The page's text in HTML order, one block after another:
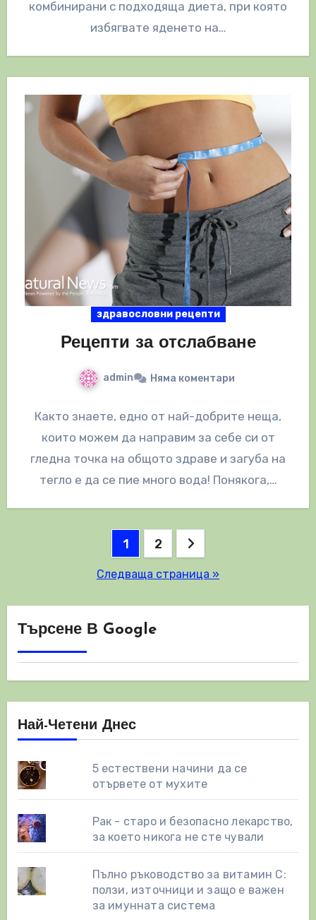
комбинирани с подходяща диета, при която
избягвате яденето на…
здравословни рецепти
Рецепти за отслабване
admin Няма коментари
Както знаете, едно от най-добрите неща,
които можем да направим за себе си от
гледна точка на общото здраве и загуба на
тегло е да се пие много вода! Понякога,…
Разделяне
публикациите
на
страници
1 2
Следваща страница »
Търсене В Google
Най-Четени Днес
5 естествени начини да се
отървете от мухите
Рак - старо и безопасно лекарство,
за което никога не сте чували
Пълно ръководство за витамин С:
ползи, източници и защо е важен
за имунната система